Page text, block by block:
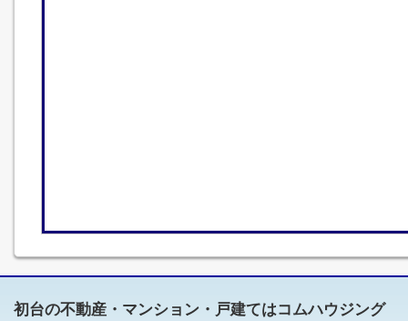
初台の不動産・マンション・戸建てはコムハウジング